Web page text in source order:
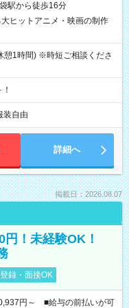
駅から徒歩16分
ヒットアニメ・映画の制作
1時間) ※時短ご相談くださ
装自由
詳細へ
掲載日：2026.08.07
！未経験OK！
録・面接OK
円～ ■給与の前払いが可